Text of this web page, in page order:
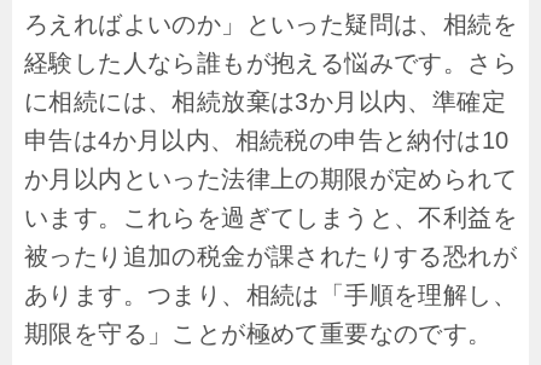
ろえればよいのか」といった疑問は、相続を
経験した人なら誰もが抱える悩みです。さら
に相続には、相続放棄は3か月以内、準確定
申告は4か月以内、相続税の申告と納付は10
か月以内といった法律上の期限が定められて
います。これらを過ぎてしまうと、不利益を
被ったり追加の税金が課されたりする恐れが
あります。つまり、相続は「手順を理解し、
期限を守る」ことが極めて重要なのです。